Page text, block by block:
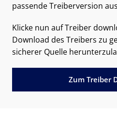
passende Treiberversion
Klicke nun auf Treiber
Download des Treibers zu
sicherer Quelle
Zum Treiber